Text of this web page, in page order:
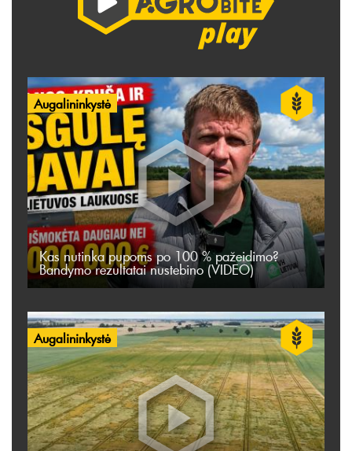
Augalininkystė
Kas nutinka pupoms po 100 % pažeidimo?
Bandymo rezultatai nustebino (VIDEO)
Augalininkystė